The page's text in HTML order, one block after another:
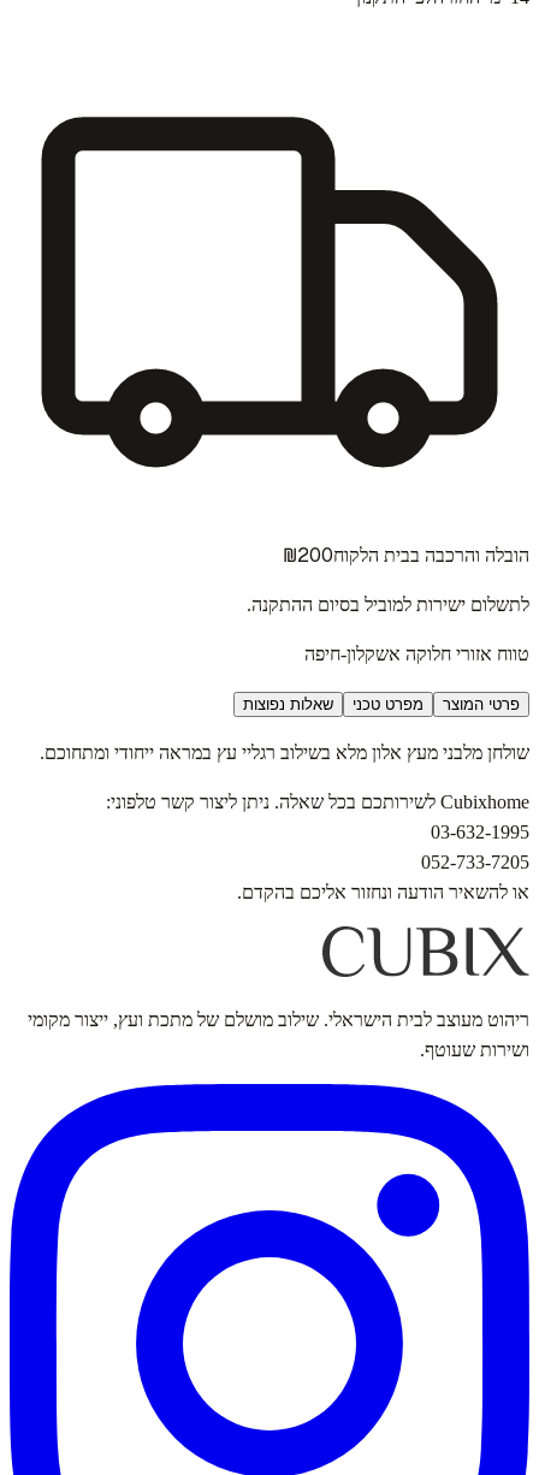
הובלה והרכבה בבית הלקוח₪200
לתשלום ישירות למוביל בסיום ההתקנה.
טווח אזורי חלוקה אשקלון-חיפה
פרטי המוצר מפרט טכני שאלות נפוצות
שולחן מלבני מעץ אלון מלא בשילוב רגליי עץ במראה ייחודי ומתחוכם.
Cubixhome לשירותכם בכל שאלה. ניתן ליצור קשר טלפוני:
03-632-1995
052-733-7205
או להשאיר הודעה ונחזור אליכם בהקדם.
ריהוט מעוצב לבית הישראלי. שילוב מושלם של מתכת ועץ, ייצור מקומי
ושירות שעוטף.